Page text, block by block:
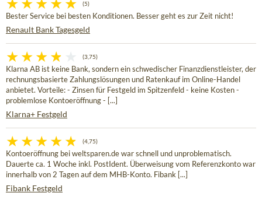
(5)
Bester Service bei besten Konditionen. Besser geht es zur Zeit nicht!
Renault Bank Tagesgeld
(3,75)
Klarna AB ist keine Bank, sondern ein schwedischer Finanzdienstleister, der
rechnungsbasierte Zahlungslösungen und Ratenkauf im Online-Handel
anbietet. Vorteile: - Zinsen für Festgeld im Spitzenfeld - keine Kosten -
problemlose Kontoeröffnung - [...]
Klarna+ Festgeld
(4,75)
Kontoeröffnung bei weltsparen.de war schnell und unproblematisch.
Dauerte ca. 1 Woche inkl. PostIdent. Überweisung vom Referenzkonto war
innerhalb von 2 Tagen auf dem MHB-Konto. Fibank [...]
Fibank Festgeld